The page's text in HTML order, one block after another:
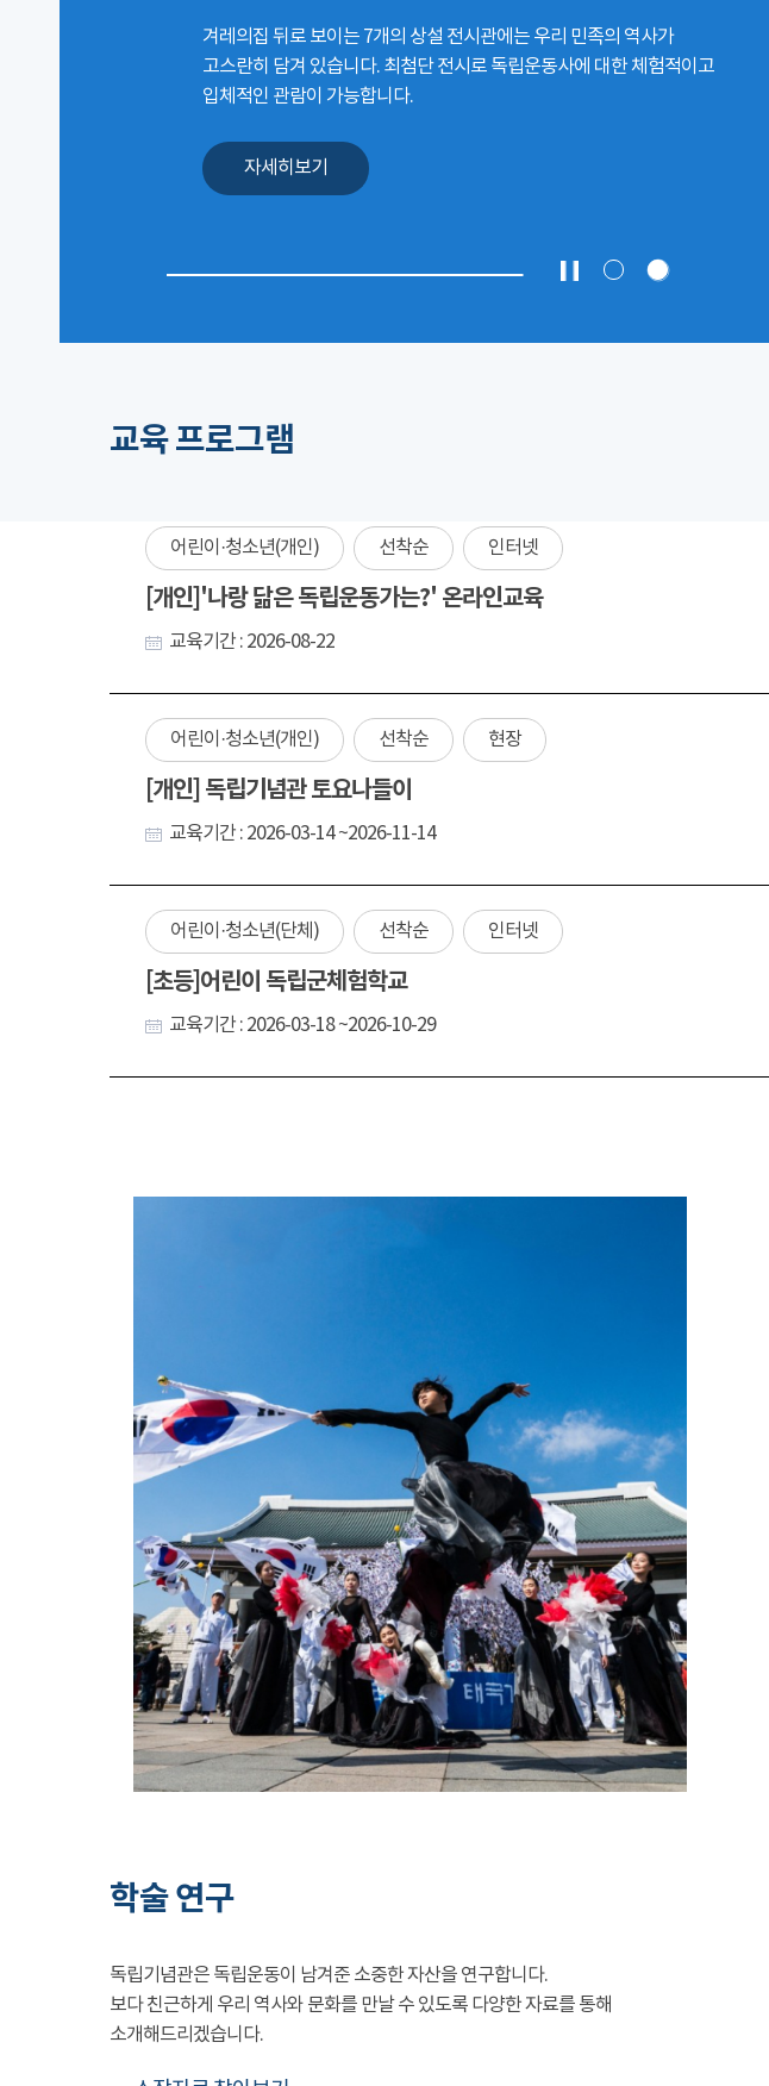
겨레의집 뒤로 보이는 7개의 상설 전시관에는 우리 민족의 역사가
고스란히 담겨 있습니다. 최첨단 전시로 독립운동사에 대한 체험적이고
입체적인 관람이 가능합니다.
자세히보기
교육 프로그램
어린이·청소년(개인) 선착순 인터넷
[개인]'나랑 닮은 독립운동가는?' 온라인교육
교육기간 : 2026-08-22
어린이·청소년(개인) 선착순 현장
[개인] 독립기념관 토요나들이
교육기간 : 2026-03-14 ~2026-11-14
어린이·청소년(단체) 선착순 인터넷
[초등]어린이 독립군체험학교
교육기간 : 2026-03-18 ~2026-10-29
학술 연구
독립기념관은 독립운동이 남겨준 소중한 자산을 연구합니다.
보다 친근하게 우리 역사와 문화를 만날 수 있도록 다양한 자료를 통해
소개해드리겠습니다.